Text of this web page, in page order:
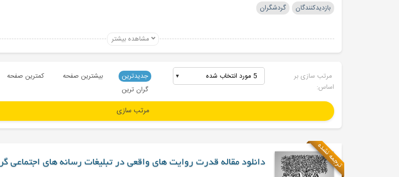
مشاهده بیشتر
بازدیدکنندگان گردشگران
مرتب سازی بر
اساس:
5 مورد انتخاب شده جدیدترین بیشترین صفحه کمترین صفحه
گران ترین
ترجمه نشده دانلود مقاله قدرت روایت های واقعی در تبلیغات رسانه های اجتماعی